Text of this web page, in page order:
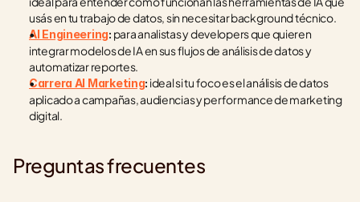
usás en tu trabajo de datos, sin necesitar background técnico.
AI Engineering: para analistas y developers que quieren
integrar modelos de IA en sus flujos de análisis de datos y
automatizar reportes.
Carrera AI Marketing: ideal si tu foco es el análisis de datos
aplicado a campañas, audiencias y performance de marketing
digital.
Preguntas frecuentes